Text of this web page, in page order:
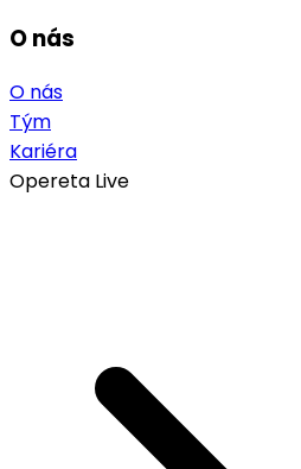
O nás
O nás
Tým
Kariéra
Opereta Live